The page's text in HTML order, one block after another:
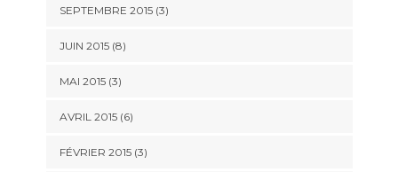
SEPTEMBRE 2015 (3)
JUIN 2015 (8)
MAI 2015 (3)
AVRIL 2015 (6)
FÉVRIER 2015 (3)